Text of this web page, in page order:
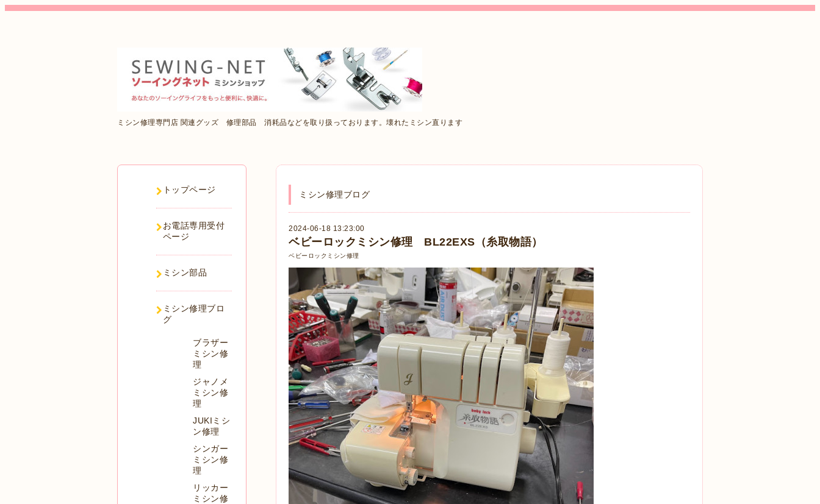
ミシン修理専門店 関連グッズ 修理部品 消耗品などを取り扱っております。壊れたミシン直ります
ミシン修理ブログ
2024-06-18 13:23:00
ベビーロックミシン修理 BL22EXS（糸取物語）
ベビーロックミシン修理
トップページ
お電話専用受付
ページ
ミシン部品
ミシン修理ブロ
グ
ブラザー
ミシン修
理
ジャノメ
ミシン修
理
JUKIミシ
ン修理
シンガー
ミシン修
理
リッカー
ミシン修